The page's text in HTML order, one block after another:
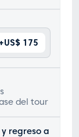
175
del tour
regreso a